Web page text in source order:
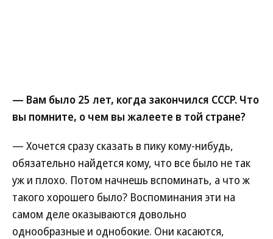
— Вам было 25 лет, когда закончился СССР. Что
вы помните, о чем вы жалеете в той стране?
— Хочется сразу сказать в пику кому-нибудь,
обязательно найдется кому, что все было не так
уж и плохо. Потом начнешь вспоминать, а что ж
такого хорошего было? Воспоминания эти на
самом деле оказываются довольно
однообразные и однобокие. Они касаются,